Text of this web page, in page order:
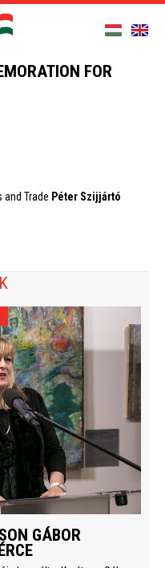
FOR
Trade Péter Szijjártó
GÁBOR